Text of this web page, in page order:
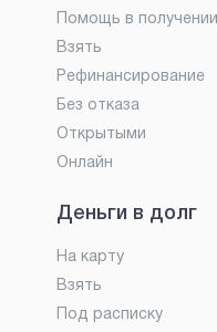
Помощь в получении
Взять
Рефинансирование
Без отказа
Открытыми
Онлайн
Деньги в долг
На карту
Взять
Под расписку